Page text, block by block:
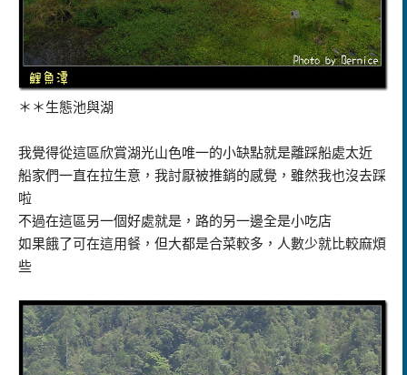
＊＊生態池與湖
我覺得從這區欣賞湖光山色唯一的小缺點就是離踩船處太近
船家們一直在拉生意，我討厭被推銷的感覺，雖然我也沒去踩
啦
不過在這區另一個好處就是，路的另一邊全是小吃店
如果餓了可在這用餐，但大都是合菜較多，人數少就比較麻煩
些